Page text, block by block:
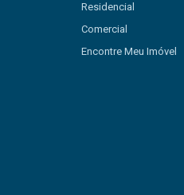
Residencial
Comercial
Encontre Meu Imóvel